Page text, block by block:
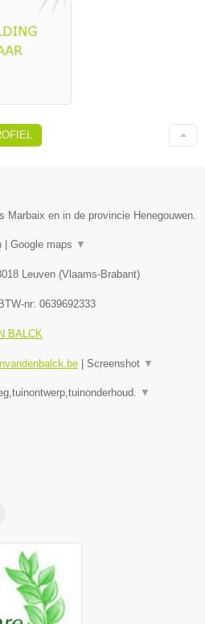
Marbaix en in de provincie Henegouwen.
Google maps ▼
Leuven (Vlaams-Brabant)
BTW-nr: 0639692333
BALCK
Screenshot ▼
▼